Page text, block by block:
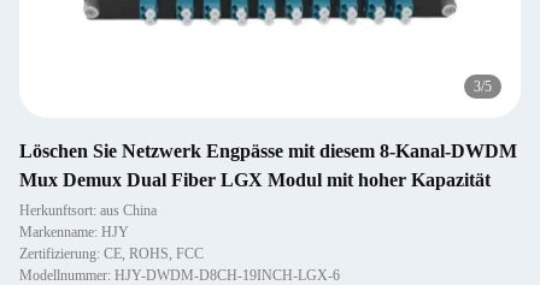
3/5
Löschen Sie Netzwerk Engpässe mit diesem 8-Kanal-DWDM
Mux Demux Dual Fiber LGX Modul mit hoher Kapazität
Herkunftsort: aus China
Markenname: HJY
Zertifizierung: CE, ROHS, FCC
Modellnummer: HJY-DWDM-D8CH-19INCH-LGX-6